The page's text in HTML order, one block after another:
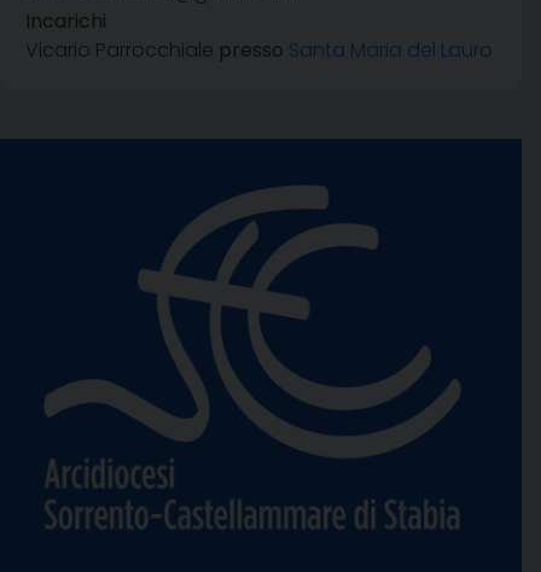
Incarichi
Vicario Parrocchiale presso Santa Maria del Lauro